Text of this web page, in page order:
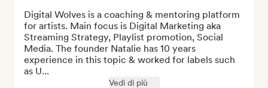
Digital Wolves is a coaching & mentoring platform
for artists. Main focus is Digital Marketing aka
Streaming Strategy, Playlist promotion, Social
Media. The founder Natalie has 10 years
experience in this topic & worked for labels such
as U...
Vedi di più